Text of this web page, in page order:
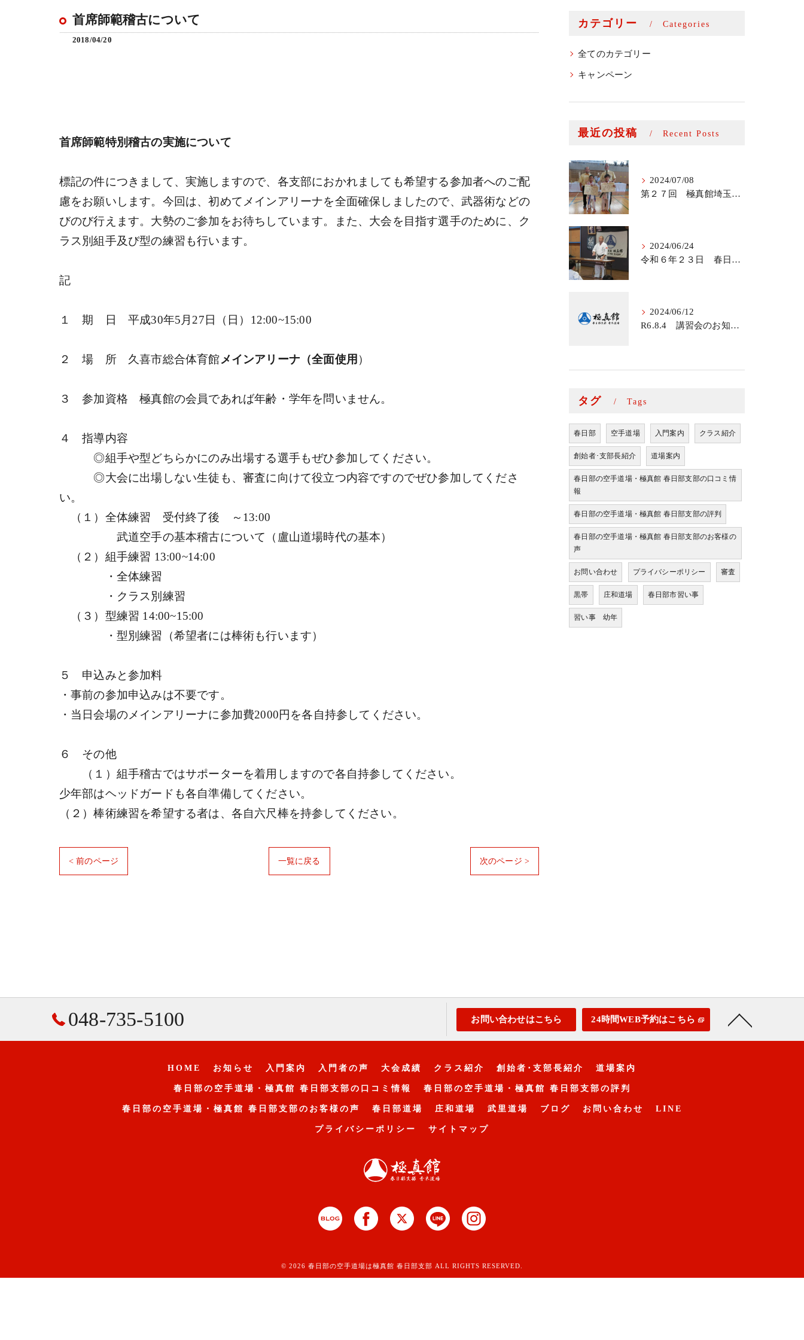
首席師範稽古について
2018/04/20
首席師範特別稽古の実施について
標記の件につきまして、実施しますので、各支部におかれましても希望する参加者へのご配
慮をお願いします。今回は、初めてメインアリーナを全面確保しましたので、武器術などの
びのび行えます。大勢のご参加をお待ちしています。また、大会を目指す選手のために、ク
ラス別組手及び型の練習も行います。
記
１ 期 日 平成30年5月27日（日）12:00~15:00
２ 場 所 久喜市総合体育館 メインアリーナ（全面使用 ）
３ 参加資格 極真館の会員であれば年齢・学年を問いません。
４ 指導内容
◎組手や型どちらかにのみ出場する選手もぜひ参加してください。
◎大会に出場しない生徒も、審査に向けて役立つ内容ですのでぜひ参加してくださ
い。
（１）全体練習 受付終了後 ～13:00
武道空手の基本稽古について（盧山道場時代の基本）
（２）組手練習 13:00~14:00
・全体練習
・クラス別練習
（３）型練習 14:00~15:00
・型別練習（希望者には棒術も行います）
５ 申込みと参加料
・事前の参加申込みは不要です。
・当日会場のメインアリーナに参加費2000円を各自持参してください。
６ その他
（１）組手稽古ではサポーターを着用しますので各自持参してください。
少年部はヘッドガードも各自準備してください。
（２）棒術練習を希望する者は、各自六尺棒を持参してください。
< 前のページ 一覧に戻る 次のページ >
カテゴリー Categories
全てのカテゴリー
キャンペーン
最近の投稿 Recent Posts
2024/07/08
第２７回 極真館埼玉キューポラ杯
2024/06/24
令和６年２３日 春日部支部審査会
2024/06/12
R6.8.4 講習会のお知らせ
タグ Tags
春日部 空手道場 入門案内 クラス紹介
創始者･支部長紹介 道場案内
春日部の空手道場・極真館 春日部支部の口コミ情
報
春日部の空手道場・極真館 春日部支部の評判
春日部の空手道場・極真館 春日部支部のお客様の
声
お問い合わせ プライバシーポリシー 審査
黒帯 庄和道場 春日部市習い事
習い事 幼年
048-735-5100 お問い合わせはこちら 24時間WEB予約はこちら
HOME お知らせ 入門案内 入門者の声 大会成績 クラス紹介 創始者･支部長紹介 道場案内
春日部の空手道場・極真館 春日部支部の口コミ情報 春日部の空手道場・極真館 春日部支部の評判
春日部の空手道場・極真館 春日部支部のお客様の声 春日部道場 庄和道場 武里道場 ブログ お問い合わせ LINE
プライバシーポリシー サイトマップ
© 2026 春日部の空手道場は極真館 春日部支部 ALL RIGHTS RESERVED.